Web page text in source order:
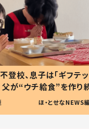
登校、息子は「ギフテッ
が“ウチ給食”を作り
は #令和の親 #令和の
ほ・とせなNEWS